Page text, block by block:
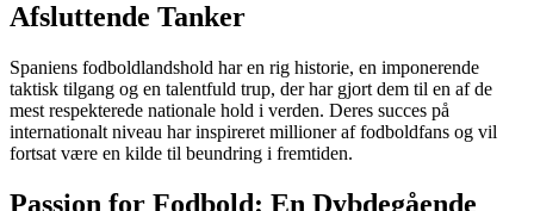
Afsluttende Tanker
Spaniens fodboldlandshold har en rig historie, en imponerende
taktisk tilgang og en talentfuld trup, der har gjort dem til en af de
mest respekterede nationale hold i verden. Deres succes på
internationalt niveau har inspireret millioner af fodboldfans og vil
fortsat være en kilde til beundring i fremtiden.
Passion for Fodbold: En Dybdegående